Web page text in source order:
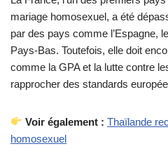
mariage homosexuel, a été
par des pays comme l’Espagne,
Pays-Bas. Toutefois, elle doit
comme la GPA et la lutte contre
rapprocher des standards
Voir également : Thaïlande
homosexuel